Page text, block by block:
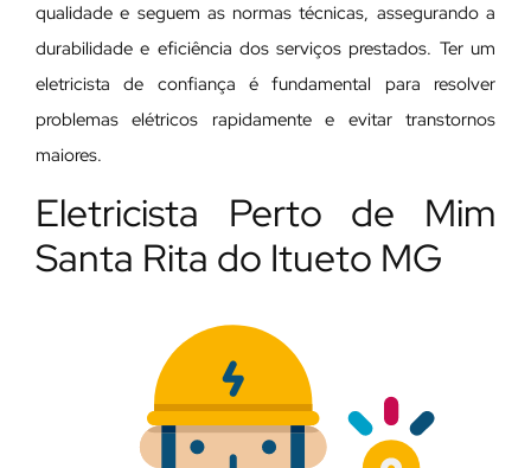
qualidade e seguem as normas técnicas, assegurando a
durabilidade e eficiência dos serviços prestados. Ter um
eletricista de confiança é fundamental para resolver
problemas elétricos rapidamente e evitar transtornos
maiores.
Eletricista Perto de Mim
Santa Rita do Itueto MG